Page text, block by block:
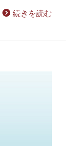
続きを読む